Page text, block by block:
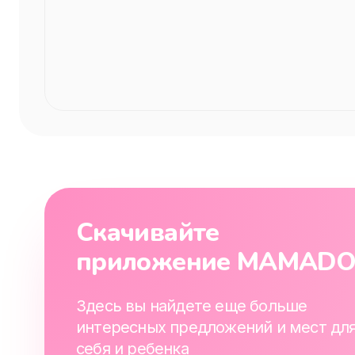
Скачивайте
приложение
Здесь вы найдете еще больше
интересных предложений и мест
себя и ребенка